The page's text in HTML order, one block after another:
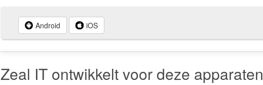
Android iOS
Zeal IT ontwikkelt voor deze apparaten